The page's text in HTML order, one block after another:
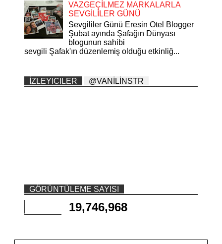
VAZGEÇİLMEZ MARKALARLA
SEVGİLİLER GÜNÜ
Sevgililer Günü Eresin Otel Blogger
Şubat ayında Şafağın Dünyası
blogunun sahibi
sevgili Şafak'ın düzenlemiş olduğu etkinliğ...
İZLEYICILER @VANİLİNSTR
GÖRÜNTÜLEME SAYISI
19,746,968